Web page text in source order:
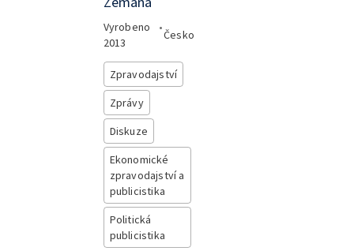
Vyrobeno
2013
•
Česko
Zpravodajství
Zprávy
Diskuze
Ekonomické
zpravodajství a
publicistika
Politická
publicistika